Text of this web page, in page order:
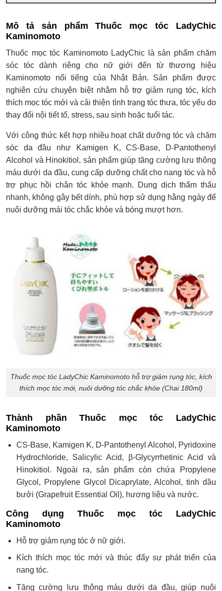
Mô tả sản phẩm Thuốc mọc tóc LadyChic
Kaminomoto
Thuốc mọc tóc Kaminomoto LadyChic là sản phẩm chăm
sóc tóc dành riêng cho nữ giới đến từ thương hiệu
Kaminomoto nổi tiếng của Nhật Bản. Sản phẩm được
nghiên cứu chuyên biệt nhằm hỗ trợ giảm rụng tóc, kích
thích mọc tóc mới và cải thiện tình trạng tóc thưa, tóc yếu do
thay đổi nội tiết tố, stress, sau sinh hoặc tuổi tác.
Với công thức kết hợp nhiều hoạt chất dưỡng tóc và chăm
sóc da đầu như Kamigen K, CS-Base, D-Pantothenyl
Alcohol và Hinokitiol, sản phẩm giúp tăng cường lưu thông
máu dưới da đầu, cung cấp dưỡng chất cho nang tóc và hỗ
trợ phục hồi chân tóc khỏe mạnh. Dung dịch thẩm thấu
nhanh, không gây bết dính, phù hợp sử dụng hằng ngày để
nuôi dưỡng mái tóc chắc khỏe và bóng mượt hơn.
Thuốc mọc tóc LadyChic Kaminomoto hỗ trợ giảm rụng tóc, kích
thích mọc tóc mới, nuôi dưỡng tóc chắc khỏe (Chai 180ml)
Thành phần Thuốc mọc tóc LadyChic
Kaminomoto
CS-Base, Kamigen K, D-Pantothenyl Alcohol, Pyridoxine
Hydrochloride, Salicylic Acid, β-Glycyrrhetinic Acid và
Hinokitiol. Ngoài ra, sản phẩm còn chứa Propylene
Glycol, Propylene Glycol Dicaprylate, Alcohol, tinh dầu
bưởi (Grapefruit Essential Oil), hương liệu và nước.
Công dụng Thuốc mọc tóc LadyChic
Kaminomoto
Hỗ trợ giảm rụng tóc ở nữ giới.
Kích thích mọc tóc mới và thúc đẩy sự phát triển của
nang tóc.
Tăng cường lưu thông máu dưới da đầu, giúp nuôi